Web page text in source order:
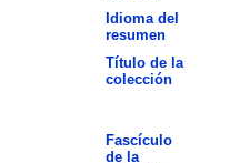
Idioma del
resumen
Título de la
colección
Fascículo
de la